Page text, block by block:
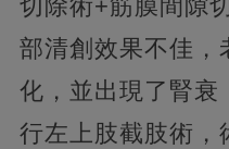
切除術+筋膜間隙
部清創效果不佳，
化，並出現了腎衰
行左上肢截肢術，